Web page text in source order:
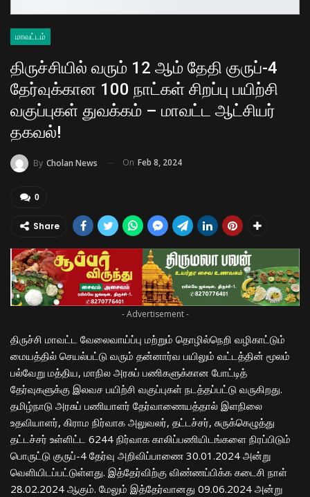
மாவட்டம்
திருச்சியில் வரும் 12 ஆம் தேதி குருப்-4
தேர்வுக்கான 100 நாட்கள் சிறப்பு பயிற்சி
வகுப்புகள் துவக்கம் – மாவட்ட ஆட்சியர்
தகவல்!
By Cholan News On Feb 8, 2024
0
Share
- Advertisement -
திருச்சி மாவட்ட வேலைவாய்ப்பு மற்றும் தொழில்நெறி வழிகாட்டும்
மையத்தில் செயல்பட்டு வரும் தன்னார்வ பயிலும் வட்டத்தின் மூலம்
பல்வேறு மத்திய, மாநில அரசுப் பணிகளுக்கான போட்டித்
தேர்வுகளுக்கு இலவச பயிற்சி வகுப்புகள் நடத்தப்பட்டு வருகிறது.
தமிழ்நாடு அரசுப் பணியாளர் தேர்வாணையத்தால் இளநிலை
உதவியாளர், கிராம நிர்வாக அலுவலர், தட்டச்சர், சுருக்கெழுத்து
தட்டச்சர் உள்ளிட்ட 6244 நிர்வாக காலிப்பணியிடங்களை நிரப்பிடும்
பொருட்டு குருப்-4 தேர்வு அறிவிப்பாணை 30.01.2024 அன்று
வெளியிடப்பட்டுள்ளது. இத்தேர்விற்கு விண்ணப்பிக்க கடைசி நாள்
28.02.2024 ஆகும். மேலும் இத்தேர்வானது 09.06.2024 அன்று